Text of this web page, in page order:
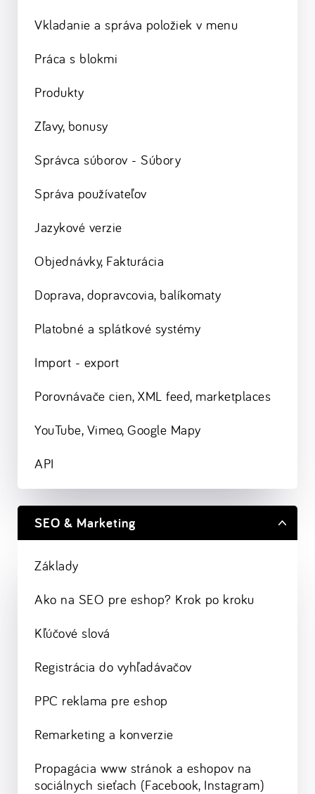
Vkladanie a správa položiek v menu
Práca s blokmi
Produkty
Zľavy, bonusy
Správca súborov - Súbory
Správa používateľov
Jazykové verzie
Objednávky, Fakturácia
Doprava, dopravcovia, balíkomaty
Platobné a splátkové systémy
Import - export
Porovnávače cien, XML feed, marketplaces
YouTube, Vimeo, Google Mapy
API
SEO & Marketing
Základy
Ako na SEO pre eshop? Krok po kroku
Kľúčové slová
Registrácia do vyhľadávačov
PPC reklama pre eshop
Remarketing a konverzie
Propagácia www stránok a eshopov na
sociálnych sieťach (Facebook, Instagram)